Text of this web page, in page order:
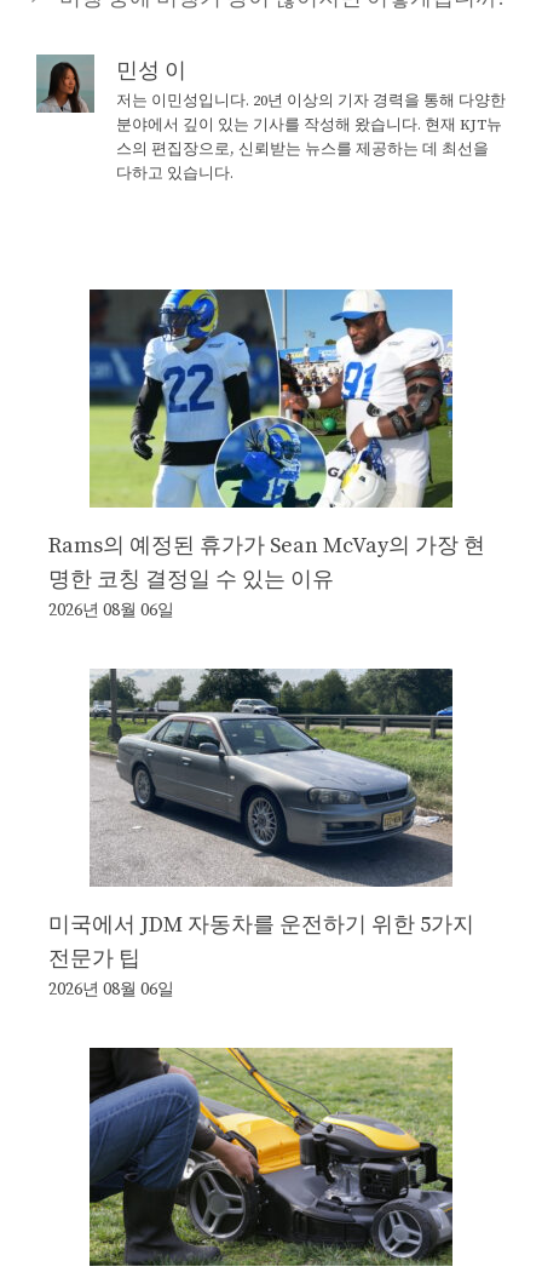
민성 이
저는 이민성입니다. 20년 이상의 기자 경력을 통해 다양한
분야에서 깊이 있는 기사를 작성해 왔습니다. 현재 KJT뉴
스의 편집장으로, 신뢰받는 뉴스를 제공하는 데 최선을
다하고 있습니다.
Rams의 예정된 휴가가 Sean McVay의 가장 현
명한 코칭 결정일 수 있는 이유
2026년 08월 06일
미국에서 JDM 자동차를 운전하기 위한 5가지
전문가 팁
2026년 08월 06일